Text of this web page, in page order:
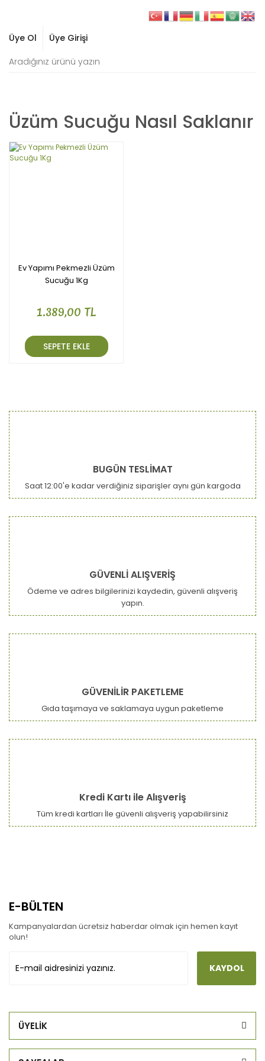
Üye Ol Üye Girişi
Üzüm Sucuğu Nasıl Saklanır
Ev Yapımı Pekmezli Üzüm
Sucuğu 1Kg
1.389,00 TL
SEPETE EKLE
BUGÜN TESLİMAT
Saat 12:00'e kadar verdiğiniz siparişler aynı gün kargoda
GÜVENLİ ALIŞVERİŞ
Ödeme ve adres bilgilerinizi kaydedin, güvenli alışveriş
yapın.
GÜVENİLİR PAKETLEME
Gıda taşımaya ve saklamaya uygun paketleme
Kredi Kartı ile Alışveriş
Tüm kredi kartları İle güvenli alışveriş yapabilirsiniz
E-BÜLTEN
Kampanyalardan ücretsiz haberdar olmak için hemen kayıt
olun!
KAYDOL
ÜYELİK